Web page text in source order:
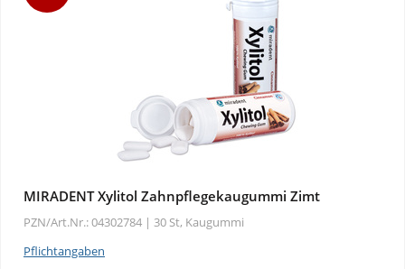
MIRADENT Xylitol Zahnpflegekaugummi Zimt
PZN/Art.Nr.: 04302784 | 30 St, Kaugummi
Pflichtangaben